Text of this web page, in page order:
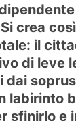
crea
il
di leve
dai
labirinto
sfinirlo e